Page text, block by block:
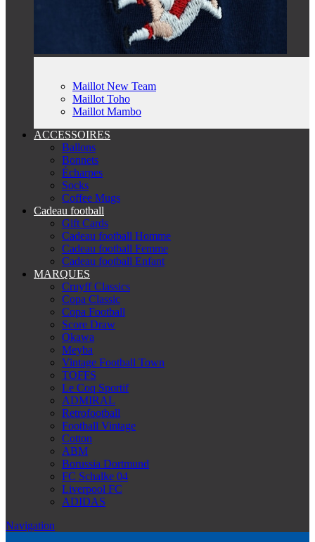
Maillot New Team
Maillot Toho
Maillot Mambo
ACCESSOIRES
Ballons
Bonnets
Écharpes
Socks
Coffee Mugs
Cadeau football
Gift Cards
Cadeau football Homme
Cadeau football Femme
Cadeau football Enfant
MARQUES
Cruyff Classics
Copa Classic
Copa Football
Score Draw
Okawa
Meyba
Vintage Football Town
TOFFS
Le Coq Sportif
ADMIRAL
Retrofootball
Football Vintage
Cotton
ABM
Borussia Dortmund
FC Schalke 04
Liverpool FC
ADIDAS
Navigation